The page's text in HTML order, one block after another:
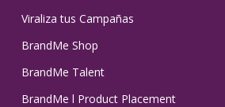
Viraliza tus Campañas
BrandMe Shop
BrandMe Talent
BrandMe l Product Placement